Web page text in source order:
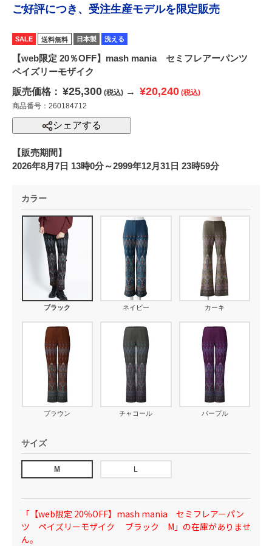
ご好評につき、受注生産モデルを限定販売
SALE 送料無料 日本製 洗える
【web限定 20％OFF】mash mania セミフレアーパンツ
ペイズリーモザイク
販売価格： ¥25,300 (税込) → ¥20,240 (税込)
商品番号：260184712
シェアする
【販売期間】
2026年8月7日 13時0分～2999年12月31日 23時59分
カラー
ブラック ネイビー カーキ
ブラウン チャコール パープル
サイズ
M L
「【web限定 20％OFF】mash mania セミフレアーパン
ツ ペイズリーモザイク ブラック M」の在庫がありませ
ん。